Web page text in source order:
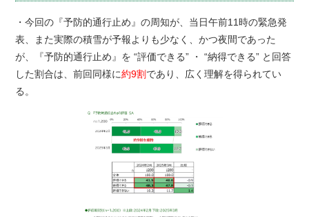
・今回の『予防的通行止め』の周知が、当日午前11時の緊急発
表、また実際の積雪が予報よりも少なく、かつ夜間であった
が、『予防的通行止め』を “評価できる” ・ “納得できる” と回答
した割合は、前回同様に約9割 であり、広く理解を得られてい
る。